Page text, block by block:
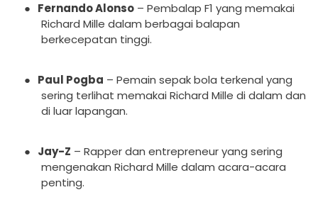
● Fernando Alonso – Pembalap F1 yang memakai
Richard Mille dalam berbagai balapan
berkecepatan tinggi.
● Paul Pogba – Pemain sepak bola terkenal yang
sering terlihat memakai Richard Mille di dalam dan
di luar lapangan.
● Jay-Z – Rapper dan entrepreneur yang sering
mengenakan Richard Mille dalam acara-acara
penting.